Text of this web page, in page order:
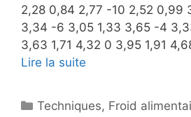
2,28 0,84 2,77 -10 2,52 0,99
3,34 -6 3,05 1,33 3,65 -4
3,63 1,71 4,32 0 3,95 1,91
Lire la suite
Catégories
Techniques, Froid